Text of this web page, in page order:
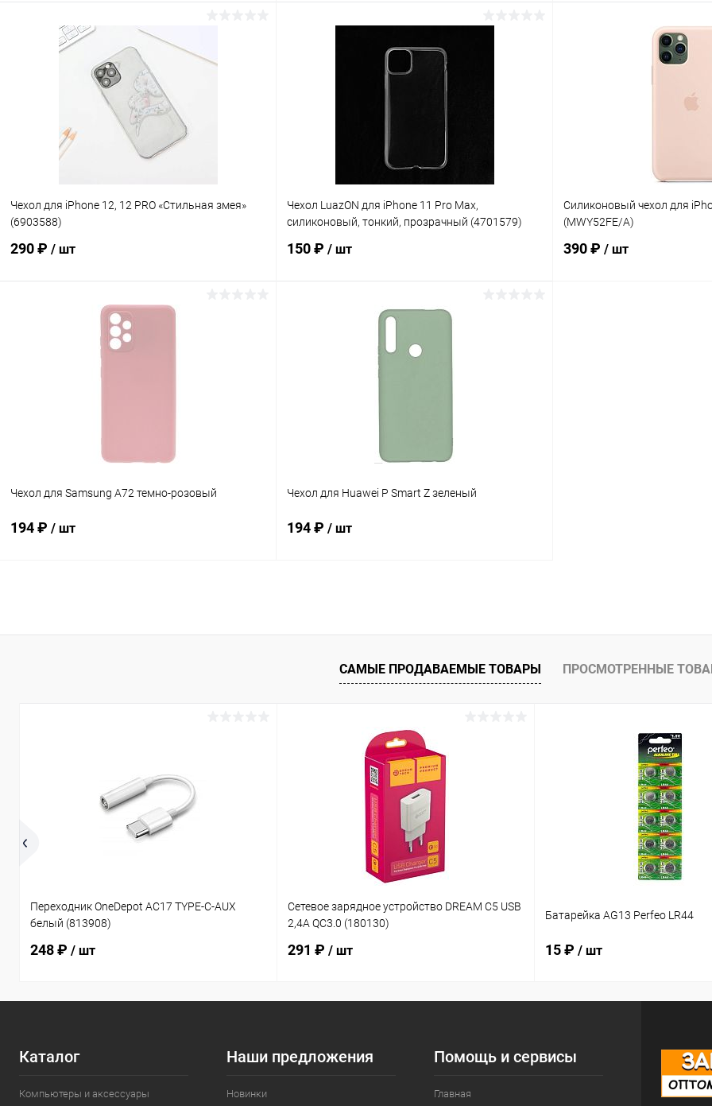
В корзину
Купить в 1 клик
В наличии
В
Чехол для iPhone 12, 12 PRO «Стильная змея»
(6903588)
290 ₽ / шт
В корзину
Чехол LuazON для iPhone 11 Pro Max,
силиконовый, тонкий, прозрачный (4701579)
150 ₽ / шт
В корзину
Силиконовый чехол для
(MWY52FE/A)
390 ₽ / шт
Чехол для Samsung A72 темно-розовый
194 ₽ / шт
Купить в 1 клик К сравнению
Чехол для Huawei P Smart Z зеленый
194 ₽ / шт
Купить в 1 клик К сравнению
В избранное В наличии
САМЫЕ ПРОДАВАЕМЫЕ ТОВАРЫ ПРОСМОТРЕННЫЕ
Переходник OneDepot AC17 TYPE-C-AUX
белый (813908)
248 ₽ / шт
Сетевое зарядное устройство DREAM C5 USB
2,4A QC3.0 (180130)
291 ₽ / шт
Батарейка AG13 Perfeo LR44
15 ₽ / шт
Каталог
Компьютеры и аксессуары
Наши предложения
Новинки
Помощь и сервисы
Главная